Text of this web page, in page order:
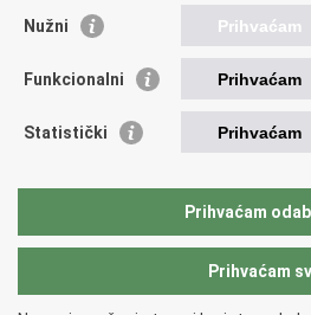
Akademija socijalne skrbi - ASOSK
Obiteljski centar
AORT
FEAD
HR PRES 2020
Nužni Prihvaćam
Funkcionalni Prihvaćam
Statistički Prihvaćam
Prihvaćam
Prihvaćam